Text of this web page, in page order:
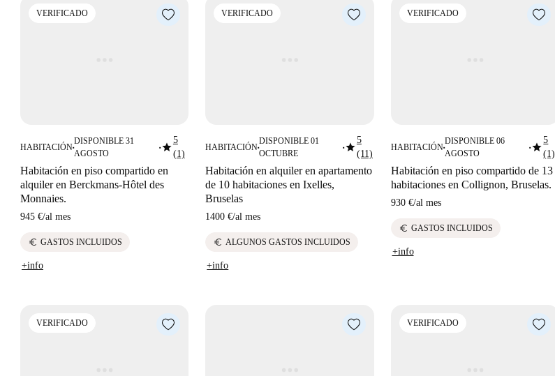
VERIFICADO
HABITACIÓN■
DISPONIBLE 31
AGOSTO
■star5
(1)
Habitación en piso compartido en
alquiler en Berckmans-Hôtel des
Monnaies.
945 €/al mes
euro GASTOS INCLUIDOS
+info
VERIFICADO
HABITACIÓN■
DISPONIBLE 01
OCTUBRE
■star5
(11)
Habitación en alquiler en apartamento
de 10 habitaciones en Ixelles,
Bruselas
1400 €/al mes
euro ALGUNOS GASTOS INCLUIDOS
+info
VERIFICADO
HABITACIÓN■
DISPONIBLE 06
AGOSTO
■star5
(1)
Habitación en piso compartido de 13
habitaciones en Collignon, Bruselas.
930 €/al mes
euro GASTOS INCLUIDOS
+info
VERIFICADO VERIFICADO